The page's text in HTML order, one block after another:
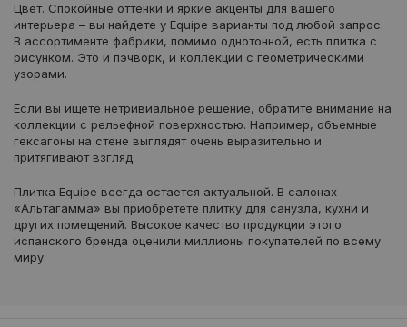
Цвет. Спокойные оттенки и яркие акценты для вашего
интерьера – вы найдете у Equipe варианты под любой запрос.
В ассортименте фабрики, помимо однотонной, есть плитка с
рисунком. Это и пэчворк, и коллекции с геометрическими
узорами.
Если вы ищете нетривиальное решение, обратите внимание на
коллекции с рельефной поверхностью. Например, объемные
гексагоны на стене выглядят очень выразительно и
притягивают взгляд.
Плитка Equipe всегда остается актуальной. В салонах
«Альтагамма» вы приобретете плитку для санузла, кухни и
других помещений. Высокое качество продукции этого
испанского бренда оценили миллионы покупателей по всему
миру.